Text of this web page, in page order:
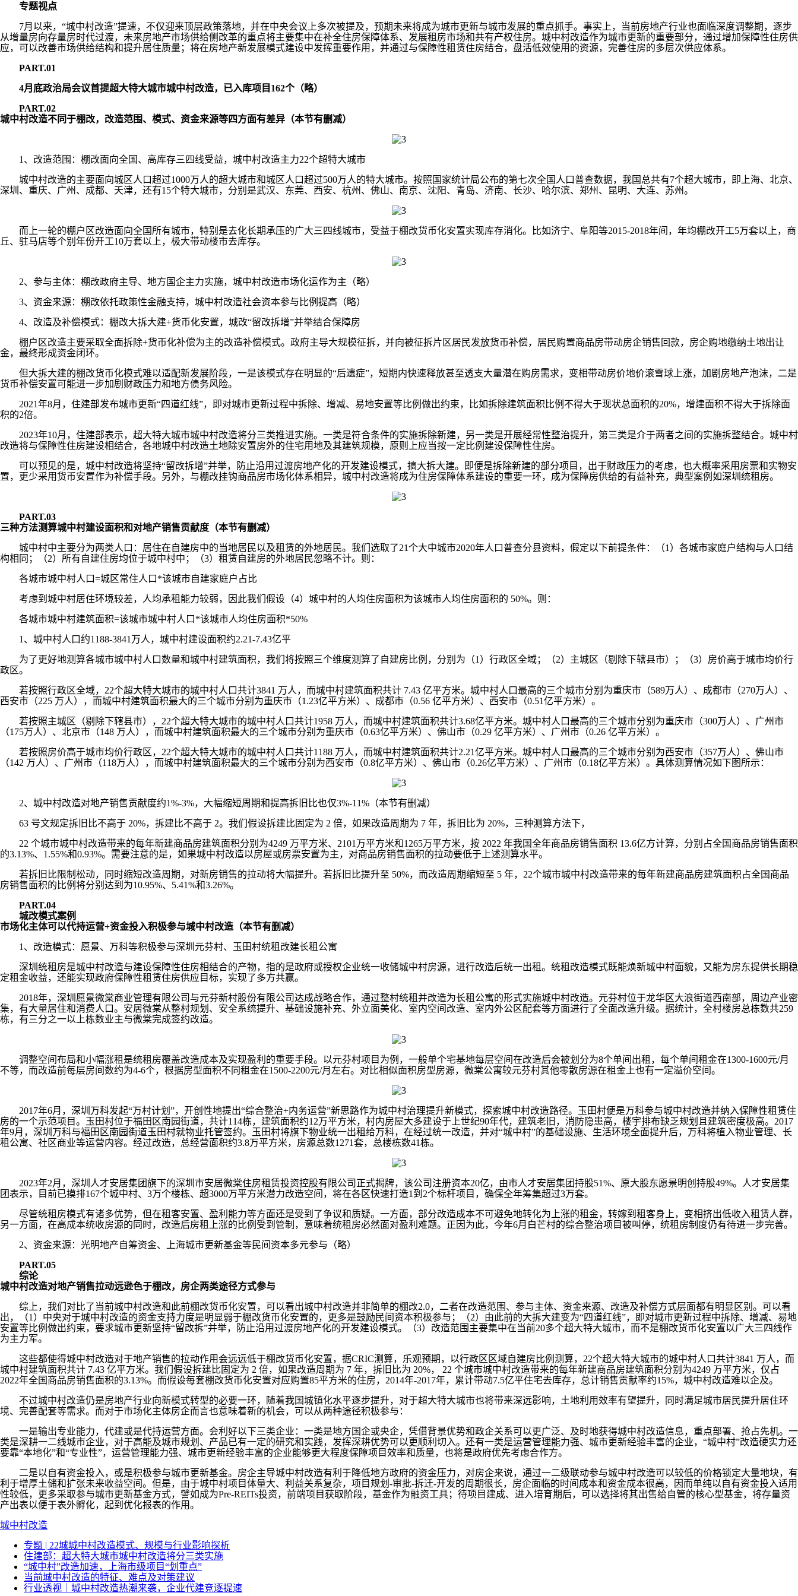
专题视点
7月以来，“城中村改造”提速，不仅迎来顶层政策落地，并在中央会议上多次被提及，预期未来将成为城市更新与城市发展的重点抓手。事实上，当前房地产行业也面临深度调整期，逐步
从增量房向存量房时代过渡，未来房地产市场供给侧改革的重点将主要集中在补全住房保障体系、发展租房市场和共有产权住房。城中村改造作为城市更新的重要部分，通过增加保障性住房供
应，可以改善市场供给结构和提升居住质量；将在房地产新发展模式建设中发挥重要作用，并通过与保障性租赁住房结合，盘活低效使用的资源，完善住房的多层次供应体系。
PART.01
4月底政治局会议首提超大特大城市城中村改造，已入库项目162个（略）
PART.02
城中村改造不同于棚改，改造范围、模式、资金来源等四方面有差异（本节有删减）
1、改造范围：棚改面向全国、高库存三四线受益，城中村改造主力22个超特大城市
城中村改造的主要面向城区人口超过1000万人的超大城市和城区人口超过500万人的特大城市。按照国家统计局公布的第七次全国人口普查数据，我国总共有7个超大城市，即上海、北京、
深圳、重庆、广州、成都、天津，还有15个特大城市，分别是武汉、东莞、西安、杭州、佛山、南京、沈阳、青岛、济南、长沙、哈尔滨、郑州、昆明、大连、苏州。
而上一轮的棚户区改造面向全国所有城市，特别是去化长期承压的广大三四线城市，受益于棚改货币化安置实现库存消化。比如济宁、阜阳等2015-2018年间，年均棚改开工5万套以上，商
丘、驻马店等个别年份开工10万套以上，极大带动楼市去库存。
2、参与主体：棚改政府主导、地方国企主力实施，城中村改造市场化运作为主（略）
3、资金来源：棚改依托政策性金融支持，城中村改造社会资本参与比例提高（略）
4、改造及补偿模式：棚改大拆大建+货币化安置，城改“留改拆增”并举结合保障房
棚户区改造主要采取全面拆除+货币化补偿为主的改造补偿模式。政府主导大规模征拆，并向被征拆片区居民发放货币补偿，居民购置商品房带动房企销售回款，房企购地缴纳土地出让
金，最终形成资金闭环。
但大拆大建的棚改货币化模式难以适配新发展阶段，一是该模式存在明显的“后遗症”，短期内快速释放甚至透支大量潜在购房需求，变相带动房价地价滚雪球上涨，加剧房地产泡沫，二是
货币补偿安置可能进一步加剧财政压力和地方债务风险。
2021年8月，住建部发布城市更新“四道红线”，即对城市更新过程中拆除、增减、易地安置等比例做出约束，比如拆除建筑面积比例不得大于现状总面积的20%，增建面积不得大于拆除面
积的2倍。
2023年10月，住建部表示，超大特大城市城中村改造将分三类推进实施。一类是符合条件的实施拆除新建，另一类是开展经常性整治提升，第三类是介于两者之间的实施拆整结合。城中村
改造将与保障性住房建设相结合，各地城中村改造土地除安置房外的住宅用地及其建筑规模，原则上应当按一定比例建设保障性住房。
可以预见的是，城中村改造将坚持“留改拆增”并举，防止沿用过渡房地产化的开发建设模式，搞大拆大建。即便是拆除新建的部分项目，出于财政压力的考虑，也大概率采用房票和实物安
置，更少采用货币安置作为补偿手段。另外，与棚改挂钩商品房市场化体系相异，城中村改造将成为住房保障体系建设的重要一环，成为保障房供给的有益补充，典型案例如深圳统租房。
PART.03
三种方法测算城中村建设面积和对地产销售贡献度（本节有删减）
城中村中主要分为两类人口：居住在自建房中的当地居民以及租赁的外地居民。我们选取了21个大中城市2020年人口普查分县资料，假定以下前提条件：（1）各城市家庭户结构与人口结
构相同；（2）所有自建住房均位于城中村中；（3）租赁自建房的外地居民忽略不计。则：
各城市城中村人口=城区常住人口*该城市自建家庭户占比
考虑到城中村居住环境较差，人均承租能力较弱，因此我们假设（4）城中村的人均住房面积为该城市人均住房面积的 50%。则：
各城市城中村建筑面积=该城市城中村人口*该城市人均住房面积*50%
1、城中村人口约1188-3841万人，城中村建设面积约2.21-7.43亿平
为了更好地测算各城市城中村人口数量和城中村建筑面积，我们将按照三个维度测算了自建房比例，分别为（1）行政区全域；（2）主城区（剔除下辖县市）；（3）房价高于城市均价行
政区。
若按照行政区全域，22个超大特大城市的城中村人口共计3841 万人，而城中村建筑面积共计 7.43 亿平方米。城中村人口最高的三个城市分别为重庆市（589万人）、成都市（270万人）、
西安市（225 万人），而城中村建筑面积最大的三个城市分别为重庆市（1.23亿平方米）、成都市（0.56 亿平方米）、西安市（0.51亿平方米）。
若按照主城区（剔除下辖县市），22个超大特大城市的城中村人口共计1958 万人，而城中村建筑面积共计3.68亿平方米。城中村人口最高的三个城市分别为重庆市（300万人）、广州市
（175万人）、北京市（148 万人），而城中村建筑面积最大的三个城市分别为重庆市（0.63亿平方米）、佛山市（0.29 亿平方米）、广州市（0.26 亿平方米）。
若按照房价高于城市均价行政区，22个超大特大城市的城中村人口共计1188 万人，而城中村建筑面积共计2.21亿平方米。城中村人口最高的三个城市分别为西安市（357万人）、佛山市
（142 万人）、广州市（118万人），而城中村建筑面积最大的三个城市分别为西安市（0.8亿平方米）、佛山市（0.26亿平方米）、广州市（0.18亿平方米）。具体测算情况如下图所示：
2、城中村改造对地产销售贡献度约1%-3%，大幅缩短周期和提高拆旧比也仅3%-11%（本节有删减）
63 号文规定拆旧比不高于 20%，拆建比不高于 2。我们假设拆建比固定为 2 倍，如果改造周期为 7 年，拆旧比为 20%，三种测算方法下，
22 个城市城中村改造带来的每年新建商品房建筑面积分别为4249 万平方米、2101万平方米和1265万平方米，按 2022 年我国全年商品房销售面积 13.6亿方计算，分别占全国商品房销售面积
的3.13%、1.55%和0.93%。需要注意的是，如果城中村改造以房屋或房票安置为主，对商品房销售面积的拉动要低于上述测算水平。
若拆旧比限制松动，同时缩短改造周期，对新房销售的拉动将大幅提升。若拆旧比提升至 50%，而改造周期缩短至 5 年，22个城市城中村改造带来的每年新建商品房建筑面积占全国商品
房销售面积的比例将分别达到为10.95%、5.41%和3.26%。
PART.04
城改模式案例
市场化主体可以代持运营+资金投入积极参与城中村改造（本节有删减）
1、改造模式：愿景、万科等积极参与深圳元芬村、玉田村统租改建长租公寓
深圳统租房是城中村改造与建设保障性住房相结合的产物，指的是政府或授权企业统一收储城中村房源，进行改造后统一出租。统租改造模式既能焕新城中村面貌，又能为房东提供长期稳
定租金收益，还能实现政府保障性租赁住房供应目标，实现了多方共赢。
2018年，深圳愿景微棠商业管理有限公司与元芬新村股份有限公司达成战略合作，通过整村统租并改造为长租公寓的形式实施城中村改造。元芬村位于龙华区大浪街道西南部，周边产业密
集，有大量居住和消费人口。安居微棠从整村规划、安全系统提升、基础设施补充、外立面美化、室内空间改造、室内外公区配套等方面进行了全面改造升级。据统计，全村楼房总栋数共259
栋，有三分之一以上栋数业主与微棠完成签约改造。
调整空间布局和小幅涨租是统租房覆盖改造成本及实现盈利的重要手段。以元芬村项目为例，一般单个宅基地每层空间在改造后会被划分为8个单间出租，每个单间租金在1300-1600元/月
不等，而改造前每层房间数约为4-6个，根据房型面积不同租金在1500-2200元/月左右。对比相似面积房型房源，微棠公寓较元芬村其他零散房源在租金上也有一定溢价空间。
2017年6月，深圳万科发起“万村计划”，开创性地提出“综合整治+内务运营”新思路作为城中村治理提升新模式，探索城中村改造路径。玉田村便是万科参与城中村改造并纳入保障性租赁住
房的一个示范项目。玉田村位于福田区南园街道，共计114栋，建筑面积约12万平方米，村内房屋大多建设于上世纪90年代，建筑老旧，消防隐患高，楼宇排布缺乏规划且建筑密度极高。2017
年9月，深圳万科与福田区南园街道玉田村就物业托管签约。玉田村将旗下物业统一出租给万科，在经过统一改造，并对“城中村”的基础设施、生活环境全面提升后，万科将植入物业管理、长
租公寓、社区商业等运营内容。经过改造，总经营面积约3.8万平方米，房源总数1271套，总楼栋数41栋。
2023年2月，深圳人才安居集团旗下的深圳市安居微棠住房租赁投资控股有限公司正式揭牌，该公司注册资本20亿，由市人才安居集团持股51%、原大股东愿景明创持股49%。人才安居集
团表示，目前已摸排167个城中村、3万个楼栋、超3000万平方米潜力改造空间，将在各区快速打造1到2个标杆项目，确保全年筹集超过3万套。
尽管统租房模式有诸多优势，但在租客安置、盈利能力等方面还是受到了争议和质疑。一方面，部分改造成本不可避免地转化为上涨的租金，转嫁到租客身上，变相挤出低收入租赁人群，
另一方面，在高成本统收房源的同时，改造后房租上涨的比例受到管制，意味着统租房必然面对盈利难题。正因为此，今年6月白芒村的综合整治项目被叫停，统租房制度仍有待进一步完善。
2、资金来源：光明地产自筹资金、上海城市更新基金等民间资本多元参与（略）
PART.05
综论
城中村改造对地产销售拉动远逊色于棚改，房企两类途径方式参与
综上，我们对比了当前城中村改造和此前棚改货币化安置，可以看出城中村改造并非简单的棚改2.0，二者在改造范围、参与主体、资金来源、改造及补偿方式层面都有明显区别。可以看
出，（1）中央对于城中村改造的资金支持力度是明显弱于棚改货币化安置的，更多是鼓励民间资本积极参与；（2）由此前的大拆大建变为“四道红线”，即对城市更新过程中拆除、增减、易地
安置等比例做出约束，要求城市更新坚持“留改拆”并举，防止沿用过渡房地产化的开发建设模式。（3）改造范围主要集中在当前20多个超大特大城市，而不是棚改货币化安置以广大三四线作
为主力军。
这些都使得城中村改造对于地产销售的拉动作用会远远低于棚改货币化安置，据CRIC测算，乐观预期，以行政区区域自建房比例测算，22个超大特大城市的城中村人口共计3841 万人，而
城中村建筑面积共计 7.43 亿平方米。我们假设拆建比固定为 2 倍，如果改造周期为 7 年，拆旧比为 20%， 22 个城市城中村改造带来的每年新建商品房建筑面积分别为4249 万平方米，仅占
2022年全国商品房销售面积的3.13%。而假设每套棚改货币化安置对应购置85平方米的住房，2014年-2017年，累计带动7.5亿平住宅去库存，总计销售贡献率约15%，城中村改造难以企及。
不过城中村改造仍是房地产行业向新模式转型的必要一环，随着我国城镇化水平逐步提升，对于超大特大城市也将带来深远影响，土地利用效率有望提升，同时满足城市居民提升居住环
境、完善配套等需求。而对于市场化主体房企而言也意味着新的机会，可以从两种途径积极参与：
一是输出专业能力，代建或是代持运营方面。会利好以下三类企业：一类是地方国企或央企，凭借背景优势和政企关系可以更广泛、及时地获得城中村改造信息，重点部署、抢占先机。一
类是深耕一二线城市企业，对于高能及城市规划、产品已有一定的研究和实践，发挥深耕优势可以更顺利切入。还有一类是运营管理能力强、城市更新经验丰富的企业，“城中村”改造硬实力还
要靠“本地化”和“专业性”，运营管理能力强、城市更新经验丰富的企业能够更大程度保障项目效率和质量，也将是政府优先考虑合作方。
二是以自有资金投入，或是积极参与城市更新基金。房企主导城中村改造有利于降低地方政府的资金压力，对房企来说，通过一二级联动参与城中村改造可以较低的价格锁定大量地块，有
利于增厚土储和扩张未来收益空间。但是，由于城中村项目体量大、利益关系复杂，项目规划-审批-拆迁-开发的周期很长，房企面临的时间成本和资金成本很高，因而单纯以自有资金投入适用
性较低，更多采取参与城市更新基金方式，譬如成为Pre-REITs投资，前端项目获取阶段，基金作为融资工具；待项目建成、进入培育期后，可以选择将其出售给自管的核心型基金，将存量资
产出表以便于表外孵化，起到优化报表的作用。
城中村改造
专题 | 22城城中村改造模式、规模与行业影响探析
住建部：超大特大城市城中村改造将分三类实施
“城中村”改造加速，上海市级项目“划重点”
当前城中村改造的特征、难点及对策建议
行业透视｜城中村改造热潮来袭，企业代建竞逐提速